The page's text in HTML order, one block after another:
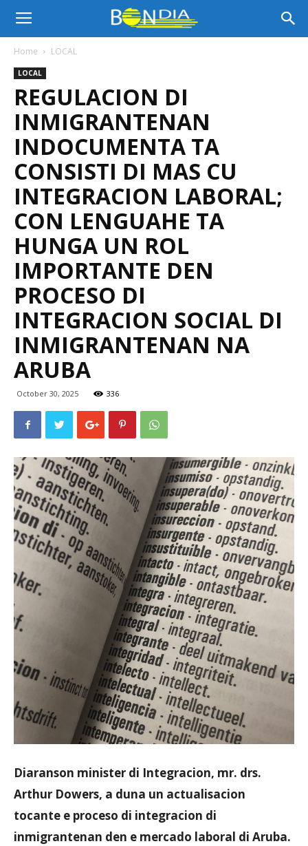
Bon
Dia
Aruba
Noticia
Aruba
Home LOCAL
LOCAL
REGULACION DI
INMIGRANTENAN
INDOCUMENTA TA
CONSISTI DI MAS CU
INTEGRACION LABORAL;
CON LENGUAHE TA
HUNGA UN ROL
IMPORTANTE DEN
PROCESO DI
INTEGRACION SOCIAL DI
INMIGRANTENAN NA
ARUBA
October 30, 2025 336
Diaranson minister di Integracion, mr. drs.
Arthur Dowers, a duna un actualisacion
tocante e proceso di integracion di
inmigrantenan den e mercado laboral di Aruba.